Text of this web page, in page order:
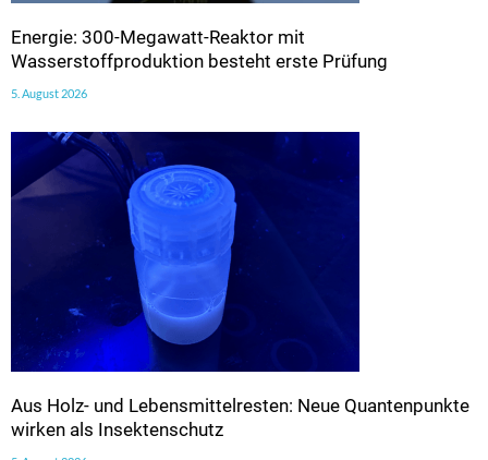
Energie: 300-Megawatt-Reaktor mit
Wasserstoffproduktion besteht erste Prüfung
5. August 2026
Aus Holz- und Lebensmittelresten: Neue Quantenpunkte
wirken als Insektenschutz